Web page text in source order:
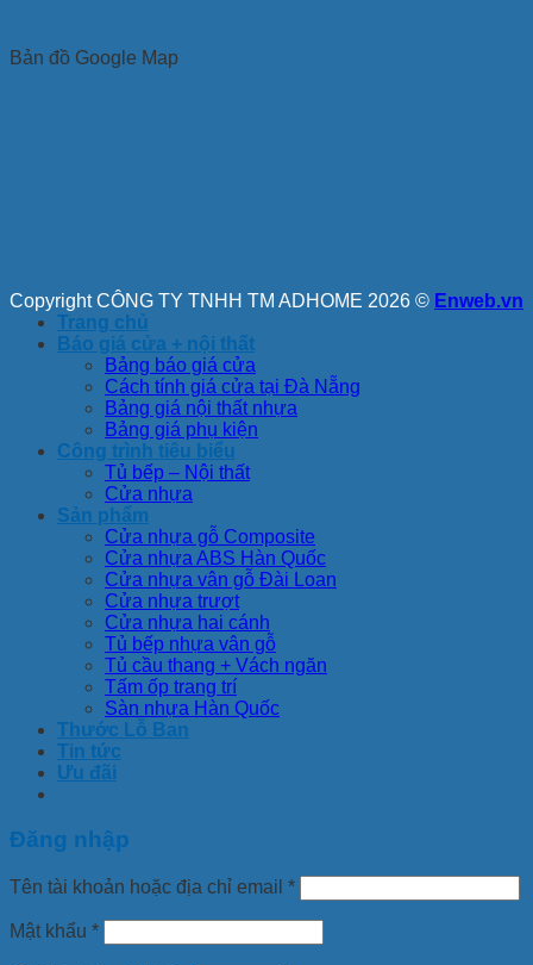
Bản đồ Google Map
Copyright CÔNG TY TNHH TM ADHOME 2026 © Enweb.vn
Trang chủ
Báo giá cửa + nội thất
Bảng báo giá cửa
Cách tính giá cửa tại Đà Nẵng
Bảng giá nội thất nhựa
Bảng giá phụ kiện
Công trình tiêu biểu
Tủ bếp – Nội thất
Cửa nhựa
Sản phẩm
Cửa nhựa gỗ Composite
Cửa nhựa ABS Hàn Quốc
Cửa nhựa vân gỗ Đài Loan
Cửa nhựa trượt
Cửa nhựa hai cánh
Tủ bếp nhựa vân gỗ
Tủ cầu thang + Vách ngăn
Tấm ốp trang trí
Sàn nhựa Hàn Quốc
Thước Lỗ Ban
Tin tức
Ưu đãi
Đăng nhập
Tên tài khoản hoặc địa chỉ email *
Mật khẩu *